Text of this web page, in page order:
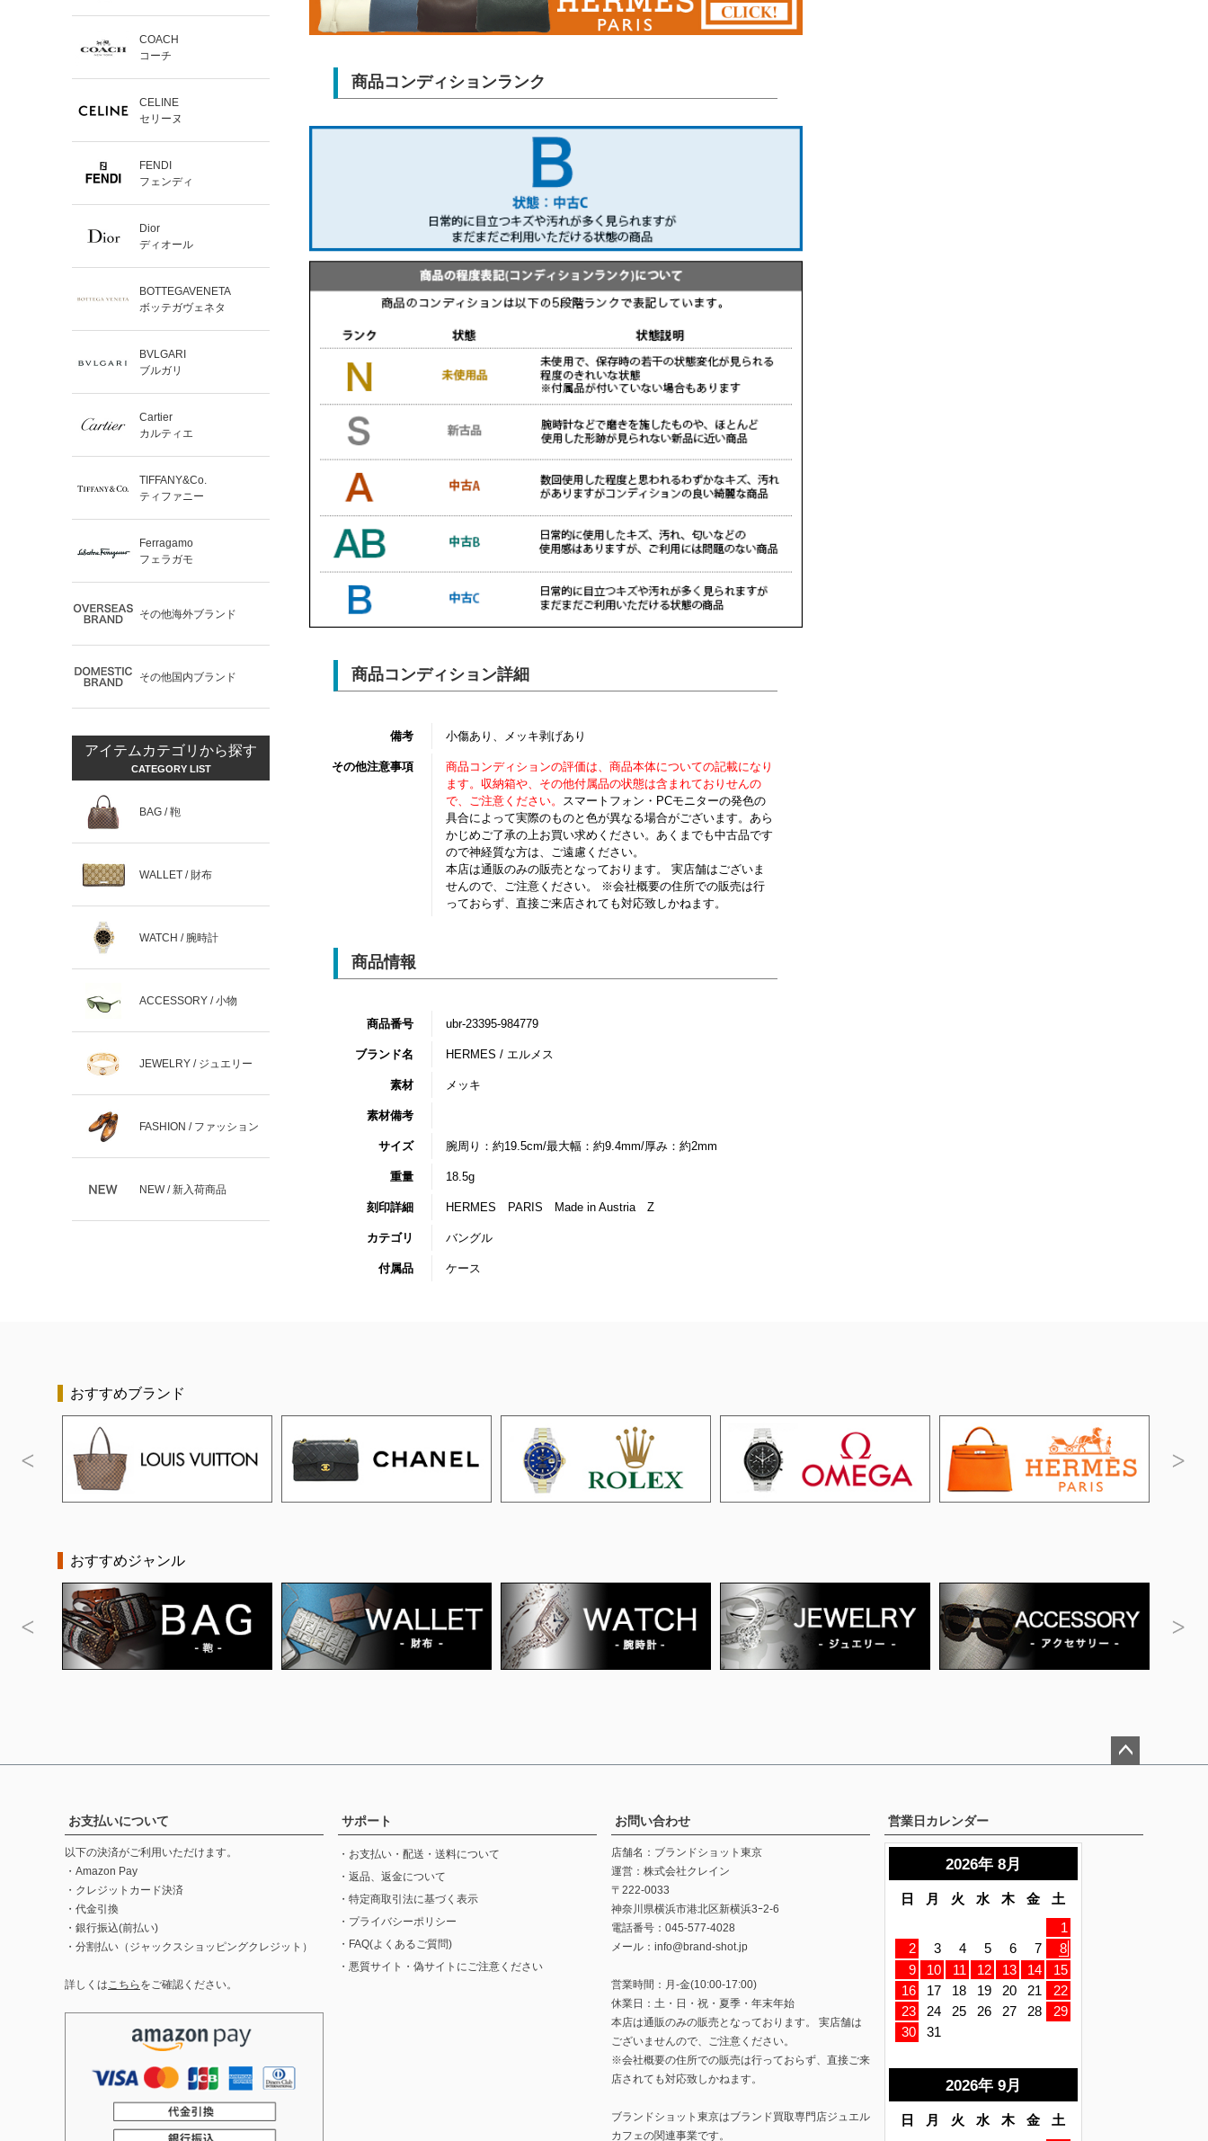
COACH
コーチ
CELINE
セリーヌ
FENDI
フェンディ
Dior
ディオール
BOTTEGAVENETA
ボッテガヴェネタ
BVLGARI
ブルガリ
Cartier
カルティエ
TIFFANY&Co.
ティファニー
Ferragamo
フェラガモ
その他海外ブランド
その他国内ブランド
アイテムカテゴリから探す
CATEGORY LIST
BAG / 鞄
WALLET / 財布
WATCH / 腕時計
ACCESSORY / 小物
JEWELRY / ジュエリー
FASHION / ファッション
NEW / 新入荷商品
商品コンディションランク
商品コンディション詳細
備考 小傷あり、メッキ剥げあり
その他注意事項
商品コンディションの評価は、商品本体についての記載になり
ます。収納箱や、その他付属品の状態は含まれておりせんの
で、ご注意ください。 スマートフォン・PCモニターの発色の
具合によって実際のものと色が異なる場合がございます。あら
かじめご了承の上お買い求めください。あくまでも中古品です
ので神経質な方は、ご遠慮ください。
本店は通販のみの販売となっております。 実店舗はございま
せんので、ご注意ください。 ※会社概要の住所での販売は行
っておらず、直接ご来店されても対応致しかねます。
商品情報
商品番号 ubr-23395-984779
ブランド名 HERMES / エルメス
素材 メッキ
素材備考
サイズ 腕周り：約19.5cm/最大幅：約9.4mm/厚み：約2mm
重量 18.5g
刻印詳細 HERMES PARIS Made in Austria Z
カテゴリ バングル
付属品 ケース
おすすめブランド
おすすめジャンル
へ
お支払いについて
以下の決済がご利用いただけます。
・Amazon Pay
・クレジットカード決済
・代金引換
・銀行振込(前払い)
・分割払い（ジャックスショッピングクレジット）
詳しくはこちら をご確認ください。
サポート
・お支払い・配送・送料について
・返品、返金について
・特定商取引法に基づく表示
・プライバシーポリシー
・FAQ(よくあるご質問)
・悪質サイト・偽サイトにご注意ください
お問い合わせ
店舗名：ブランドショット東京
運営：株式会社クレイン
〒222-0033
神奈川県横浜市港北区新横浜3ｰ2-6
電話番号：045-577-4028
メール：info@brand-shot.jp
営業時間：月-金(10:00-17:00)
休業日：土・日・祝・夏季・年末年始
本店は通販のみの販売となっております。 実店舗は
ございませんので、ご注意ください。
※会社概要の住所での販売は行っておらず、直接ご来
店されても対応致しかねます。
ブランドショット東京はブランド買取専門店ジュエル
カフェの関連事業です。
営業日カレンダー